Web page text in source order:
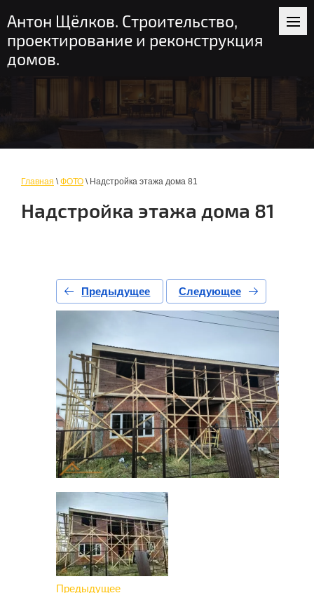
Антон Щёлков. Строительство,
проектирование и реконструкция
домов.
Москва и область
Главная \ФОТО \ Надстройка этажа дома 81
Надстройка этажа дома 81
Предыдущее Следующее
Предыдущее